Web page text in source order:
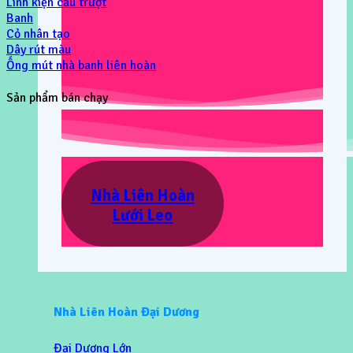
Nhà Liên Hoàn
Lưới Leo
Nhà Liên Hoàn Đại Dương
Đại Dương Lớn
Banh
Cỏ nhân tạo
Dây rút màu
Ống mút nhà banh liên hoàn
Sản phẩm bán chạy